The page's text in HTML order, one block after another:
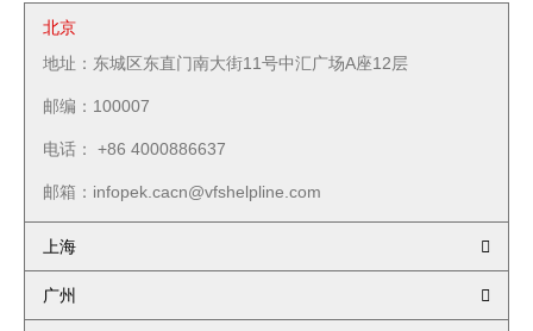
北京
地址：东城区东直门南大街11号中汇广场A座12层
邮编：100007
电话： +86 4000886637
邮箱：infopek.cacn@vfshelpline.com
上海
广州